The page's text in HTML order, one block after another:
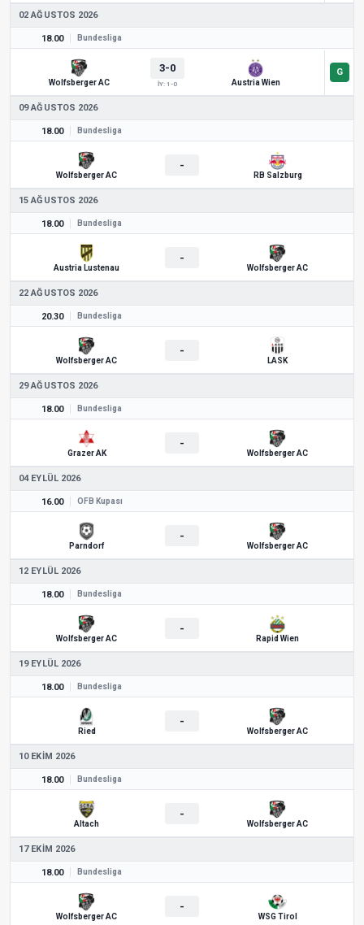
02 AĞUSTOS 2026
18.00 Bundesliga
Wolfsberger AC
3-0
İY: 1-0 Austria Wien
09 AĞUSTOS 2026
18.00 Bundesliga
Wolfsberger AC
-
RB Salzburg
15 AĞUSTOS 2026
18.00 Bundesliga
Austria Lustenau
-
Wolfsberger AC
22 AĞUSTOS 2026
20.30 Bundesliga
Wolfsberger AC
-
LASK
29 AĞUSTOS 2026
18.00 Bundesliga
Grazer AK
-
Wolfsberger AC
04 EYLÜL 2026
16.00 ÖFB Kupası
Parndorf
-
Wolfsberger AC
12 EYLÜL 2026
18.00 Bundesliga
Wolfsberger AC
-
Rapid Wien
19 EYLÜL 2026
18.00 Bundesliga
Ried
-
Wolfsberger AC
10 EKIM 2026
18.00 Bundesliga
Altach
-
Wolfsberger AC
17 EKIM 2026
18.00 Bundesliga
Wolfsberger AC
-
WSG Tirol